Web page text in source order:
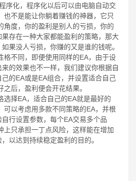
序化，程序化以后可以由电脑自动交
也不是能让你躺着赚钱的神器，它只
角度，你的盈利是别人的亏损，你的
存在一种大家都能盈利的策略，那大
果没人亏损，你赚的又是谁的钱呢。
不同，即便使用同样的EA，由于设
的效果也不一样，我们建议你根据自
的EA或是EA组合，并设置适合自己
后，盈利便会开花结果。
择EA，适合自己的EA就是最好的
可以考虑用多款不同策略的EA，并根
行设置参数，每个EA交易多个品
上只承担一丁点风险，这样能在增加
以达到持续稳定盈利的目的。